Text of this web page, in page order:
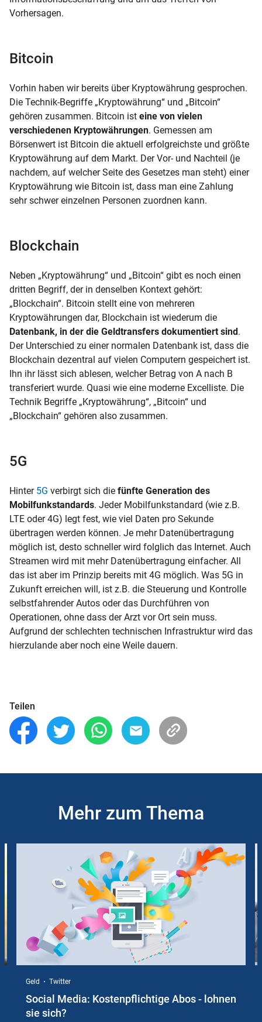
Vorhersagen.
Bitcoin
Vorhin haben wir bereits über Kryptowährung gesprochen.
Die Technik-Begriffe „Kryptowährung“ und „Bitcoin“
gehören zusammen. Bitcoin ist eine von vielen
verschiedenen Kryptowährungen. Gemessen am
Börsenwert ist Bitcoin die aktuell erfolgreichste und größte
Kryptowährung auf dem Markt. Der Vor- und Nachteil (je
nachdem, auf welcher Seite des Gesetzes man steht) einer
Kryptowährung wie Bitcoin ist, dass man eine Zahlung
sehr schwer einzelnen Personen zuordnen kann.
Blockchain
Neben „Kryptowährung“ und „Bitcoin“ gibt es noch einen
dritten Begriff, der in denselben Kontext gehört:
„Blockchain“. Bitcoin stellt eine von mehreren
Kryptowährungen dar, Blockchain ist wiederum die
Datenbank, in der die Geldtransfers dokumentiert sind.
Der Unterschied zu einer normalen Datenbank ist, dass die
Blockchain dezentral auf vielen Computern gespeichert ist.
Ihn ihr lässt sich ablesen, welcher Betrag von A nach B
transferiert wurde. Quasi wie eine moderne Excelliste. Die
Technik Begriffe „Kryptowährung“, „Bitcoin“ und
„Blockchain“ gehören also zusammen.
5G
Hinter 5G verbirgt sich die fünfte Generation des
Mobilfunkstandards. Jeder Mobilfunkstandard (wie z.B.
LTE oder 4G) legt fest, wie viel Daten pro Sekunde
übertragen werden können. Je mehr Datenübertragung
möglich ist, desto schneller wird folglich das Internet. Auch
Streamen wird mit mehr Datenübertragung einfacher. All
das ist aber im Prinzip bereits mit 4G möglich. Was 5G in
Zukunft erreichen will, ist z.B. die Steuerung und Kontrolle
selbstfahrender Autos oder das Durchführen von
Operationen, ohne dass der Arzt vor Ort sein muss.
Aufgrund der schlechten technischen Infrastruktur wird das
hierzulande aber noch eine Weile dauern.
Teilen
Mehr zum Thema
Instructions
Geld Twitter
Social Media: Kostenpflichtige Abos - lohnen
sie sich?